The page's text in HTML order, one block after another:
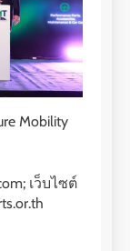
Mobility
เว็บไซต์